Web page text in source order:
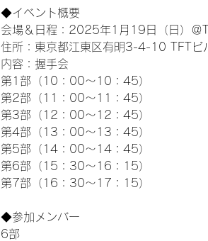
◆イベント概要
会場＆日程：2025年1月19日（日）＠
住所：東京都江東区有明3-4-10 TFTビ
内容：握手会
第1部（10：00～10：45）
第2部（11：00～11：45）
第3部（12：00～12：45）
第4部（13：00～13：45）
第5部（14：00～14：45）
第6部（15：30～16：15）
第7部（16：30～17：15）
◆参加メンバー
6部